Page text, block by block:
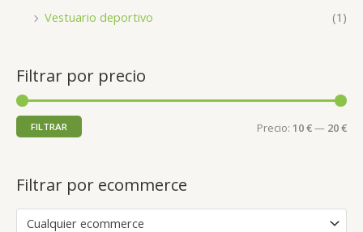
Vestuario deportivo
(1)
Filtrar por precio
FILTRAR Precio: 10 €— 20 €
Filtrar por ecommerce
Cualquier ecommerce